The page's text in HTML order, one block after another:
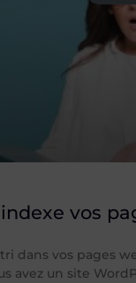
vos
dans vos pages
avez un site